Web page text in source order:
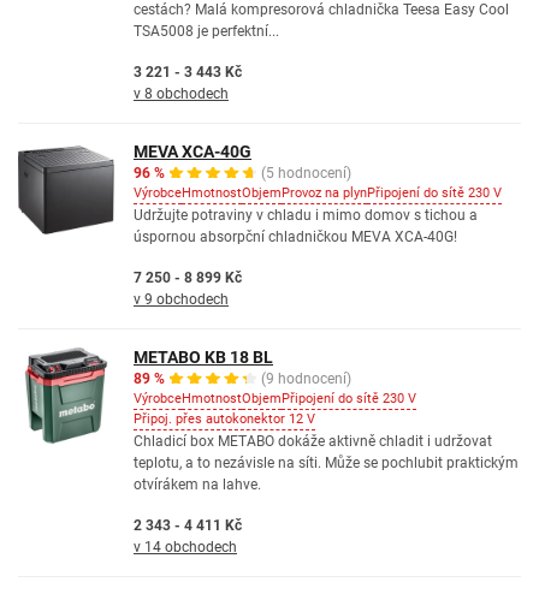
cestách? Malá kompresorová chladnička Teesa Easy Cool
TSA5008 je perfektní...
3 221 - 3 443 Kč
v 8 obchodech
MEVA XCA-40G
96 % (5 hodnocení)
VýrobceHmotnostObjemProvoz na plynPřipojení do sítě 230 V
Udržujte potraviny v chladu i mimo domov s tichou a
úspornou absorpční chladničkou MEVA XCA-40G!
7 250 - 8 899 Kč
v 9 obchodech
METABO KB 18 BL
89 % (9 hodnocení)
VýrobceHmotnostObjemPřipojení do sítě 230 V
Připoj. přes autokonektor 12 V
Chladicí box METABO dokáže aktivně chladit i udržovat
teplotu, a to nezávisle na síti. Může se pochlubit praktickým
otvírákem na lahve.
2 343 - 4 411 Kč
v 14 obchodech